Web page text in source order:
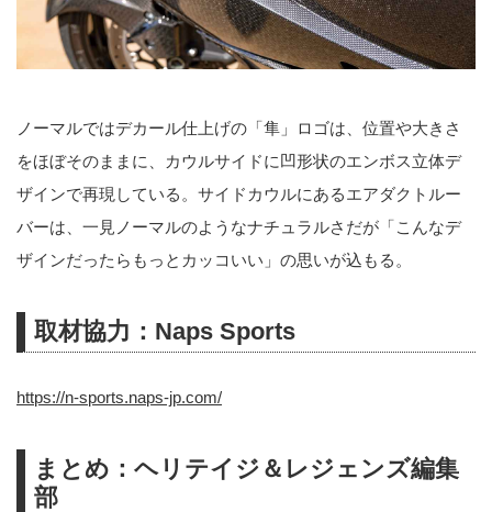
ノーマルではデカール仕上げの「隼」ロゴは、位置や大きさ
をほぼそのままに、カウルサイドに凹形状のエンボス立体デ
ザインで再現している。サイドカウルにあるエアダクトルー
バーは、一見ノーマルのようなナチュラルさだが「こんなデ
ザインだったらもっとカッコいい」の思いが込もる。
取材協力：Naps Sports
https://n-sports.naps-jp.com/
まとめ：ヘリテイジ＆レジェンズ編集
部